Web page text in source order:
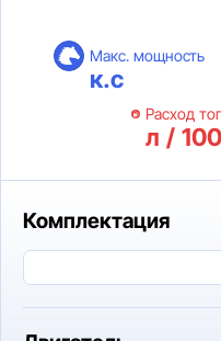
Макс. мощность
к.с
Расход
л /
Комплектация